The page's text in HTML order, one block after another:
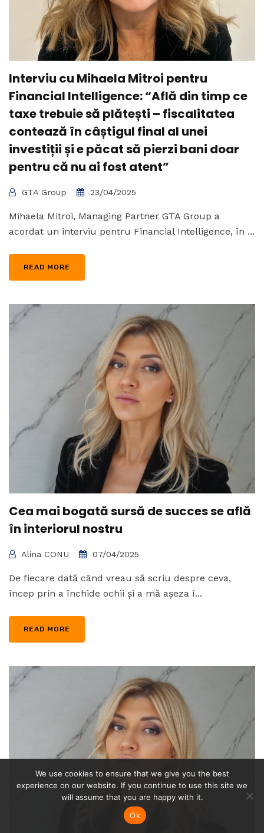
Interviu cu Mihaela Mitroi pentru
Financial Intelligence: “Află din timp ce
taxe trebuie să plătești – fiscalitatea
contează în câștigul final al unei
investiții și e păcat să pierzi bani doar
pentru că nu ai fost atent”
GTA Group 23/04/2025
Mihaela Mitroi, Managing Partner GTA Group a
acordat un interviu pentru Financial Intelligence, în ...
READ MORE
Cea mai bogată sursă de succes se află
în interiorul nostru
Alina CONU 07/04/2025
De fiecare dată când vreau să scriu despre ceva,
încep prin a închide ochii și a mă așeza î...
READ MORE
We use cookies to ensure that we give you the best
experience on our website. If you continue to use this site we
will assume that you are happy with it.
Ok